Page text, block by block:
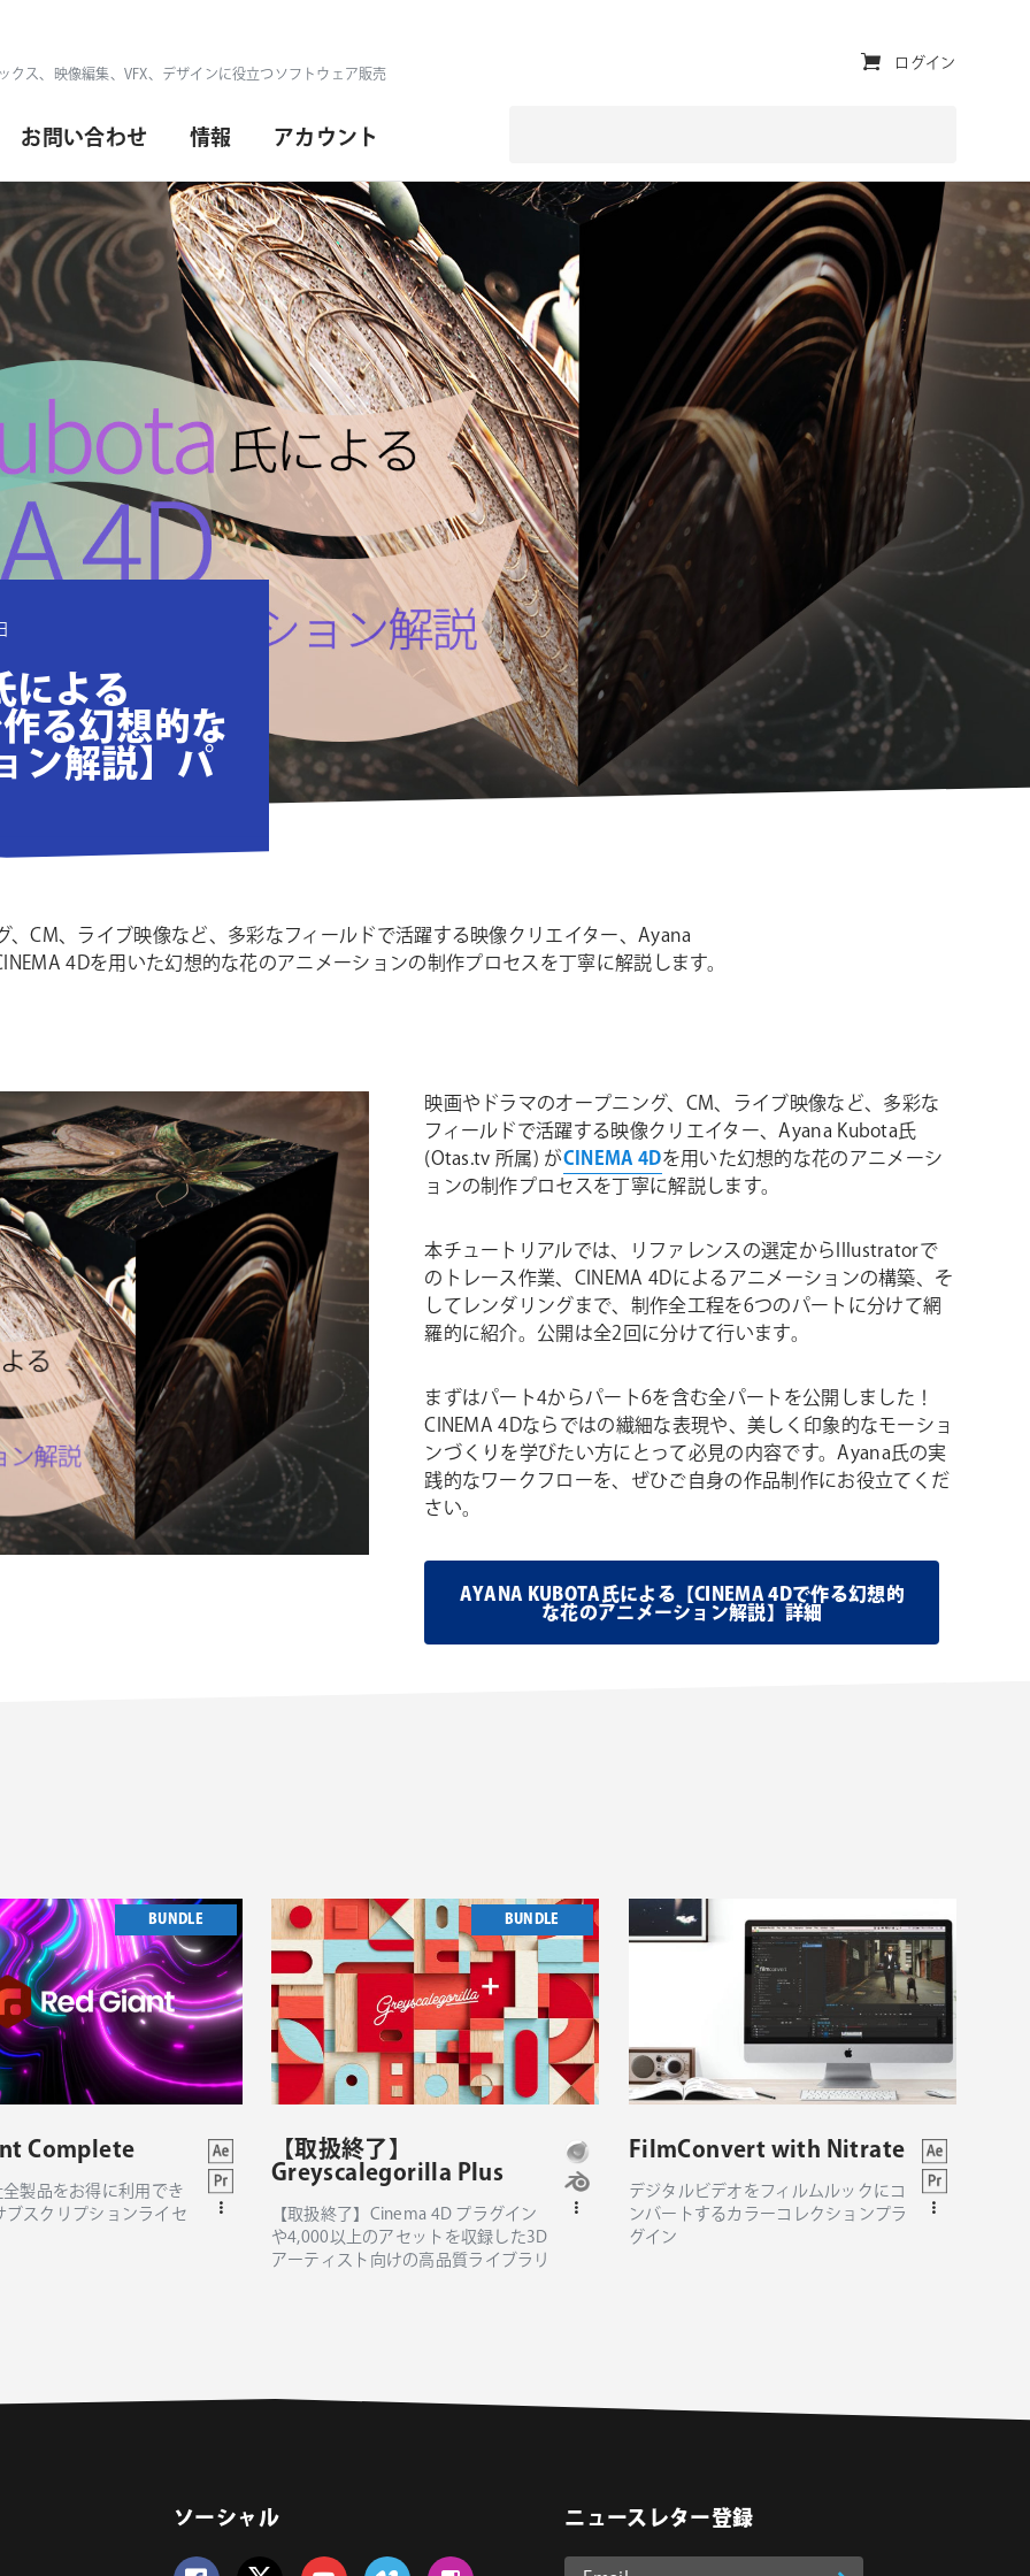
クス、映像編集、VFX、デザインに役立つソフトウェア販売
お問い合わせ 情報 アカウント
ユ
ィ
リ
テ
ィ・
ナ
ビ
ゲ
ー
シ
ョ
ン
ログイン
よる
る幻想的な
ン解説】パ
、CM、ライブ映像など、多彩なフィールドで活躍する映像クリエイター、Ayana
4Dを用いた幻想的な花のアニメーションの制作プロセスを丁寧に解説します。
映画やドラマのオープニング、CM、ライブ映像など、多彩な
フィールドで活躍する映像クリエイター、Ayana Kubota氏
(Otas.tv 所属) がCINEMA 4Dを用いた幻想的な花のアニメーシ
ョンの制作プロセスを丁寧に解説します。
本チュートリアルでは、リファレンスの選定からIllustratorで
のトレース作業、CINEMA 4Dによるアニメーションの構築、そ
してレンダリングまで、制作全工程を6つのパートに分けて網
羅的に紹介。公開は全2回に分けて行います。
まずはパート4からパート6を含む全パートを公開しました！
CINEMA 4Dならではの繊細な表現や、美しく印象的なモーショ
ンづくりを学びたい方にとって必見の内容です。Ayana氏の実
践的なワークフローを、ぜひご自身の作品制作にお役立てくだ
さい。
AYANA KUBOTA氏による【CINEMA 4Dで作る幻想的
な花のアニメーション解説】詳細
BUNDLE
Complete
製品をお得に利用でき
ブスクリプションライセ
BUNDLE
【取扱終了】
Greyscalegorilla Plus
【取扱終了】Cinema 4D プラグイン
や4,000以上のアセットを収録した3D
アーティスト向けの高品質ライブラリ
FilmConvert with Nitrate
デジタルビデオをフィルムルックにコ
ンバートするカラーコレクションプラ
グイン
ソーシャル ニュースレター登録
Email